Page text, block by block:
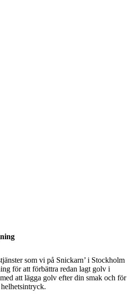
som vi på Snickarn’ i Stockholm
för att förbättra redan lagt golv i
att lägga golv efter din smak och för